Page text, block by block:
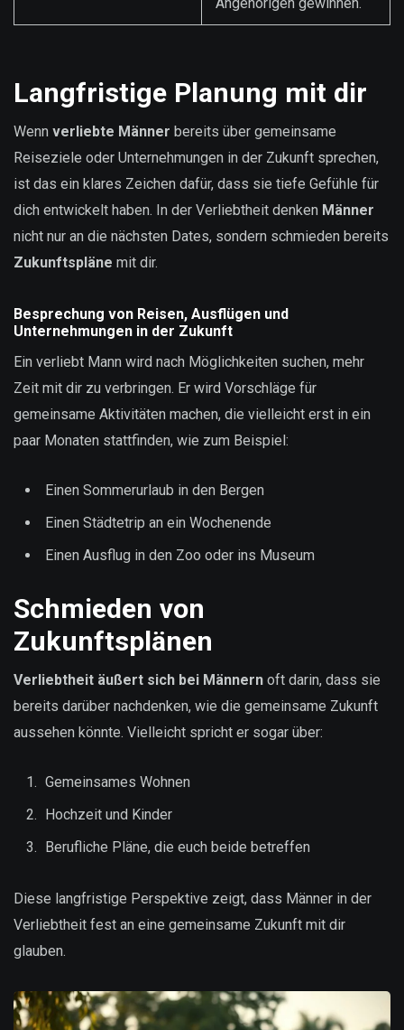
Angehörigen gewinnen.
Langfristige Planung mit dir
Wenn verliebte Männer bereits über gemeinsame
Reiseziele oder Unternehmungen in der Zukunft sprechen,
ist das ein klares Zeichen dafür, dass sie tiefe Gefühle für
dich entwickelt haben. In der Verliebtheit denken Männer
nicht nur an die nächsten Dates, sondern schmieden bereits
Zukunftspläne mit dir.
Besprechung von Reisen, Ausflügen und
Unternehmungen in der Zukunft
Ein verliebt Mann wird nach Möglichkeiten suchen, mehr
Zeit mit dir zu verbringen. Er wird Vorschläge für
gemeinsame Aktivitäten machen, die vielleicht erst in ein
paar Monaten stattfinden, wie zum Beispiel:
Einen Sommerurlaub in den Bergen
Einen Städtetrip an ein Wochenende
Einen Ausflug in den Zoo oder ins Museum
Schmieden von
Zukunftsplänen
Verliebtheit äußert sich bei Männern oft darin, dass sie
bereits darüber nachdenken, wie die gemeinsame Zukunft
aussehen könnte. Vielleicht spricht er sogar über:
Gemeinsames Wohnen
Hochzeit und Kinder
Berufliche Pläne, die euch beide betreffen
Diese langfristige Perspektive zeigt, dass Männer in der
Verliebtheit fest an eine gemeinsame Zukunft mit dir
glauben.